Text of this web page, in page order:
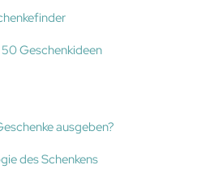
Geschenkideen
ausgeben?
des Schenkens